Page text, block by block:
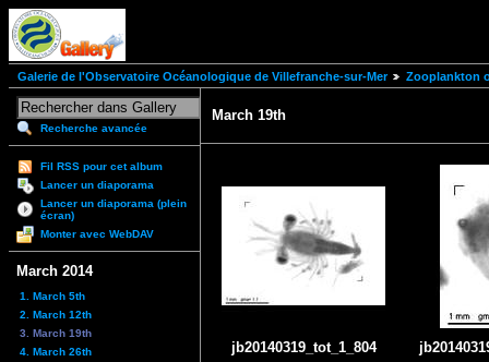
Galerie de l'Observatoire Océanologique de Villefranche-sur-Mer Zooplankton
Recherche avancée
Fil RSS pour cet album
Lancer un diaporama
Lancer un diaporama (plein
écran)
Monter avec WebDAV
March 2014
1. March 5th
2. March 12th
3. March 19th
4. March 26th
March 19th
jb20140319_tot_1_804